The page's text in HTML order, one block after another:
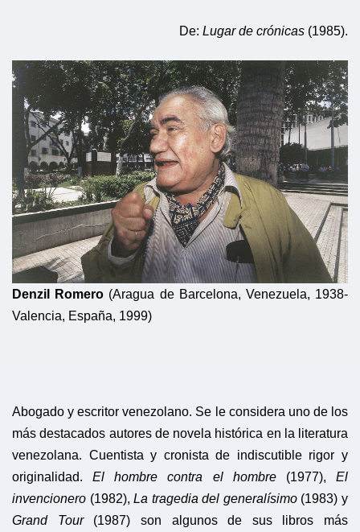
De: Lugar de crónicas (1985).
Denzil Romero (Aragua de Barcelona, Venezuela, 1938-
Valencia, España, 1999)
Abogado y escritor venezolano. Se le considera uno de los
más destacados autores de novela histórica en la literatura
venezolana. Cuentista y cronista de indiscutible rigor y
originalidad.El hombre contra el hombre (1977),El
invencionero (1982),La tragedia del generalísimo(1983) y
Grand Tour(1987) son algunos de sus libros más